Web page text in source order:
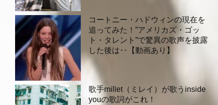
コートニー・ハドウィンの現在を
追ってみた！”アメリカズ・ゴッ
ト・タレント”で驚異の歌声を披露
した後は‥【動画あり】
歌手millet（ミレイ）が歌うinside
youの歌詞がこれ！